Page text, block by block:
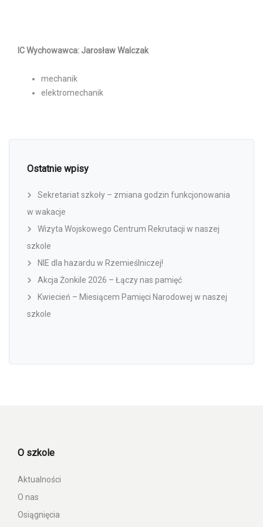
IC Wychowawca: Jarosław Walczak
mechanik
elektromechanik
Ostatnie wpisy
Sekretariat szkoły – zmiana godzin funkcjonowania
w wakacje
Wizyta Wojskowego Centrum Rekrutacji w naszej
szkole
NIE dla hazardu w Rzemieślniczej!
Akcja Żonkile 2026 – Łączy nas pamięć
Kwiecień – Miesiącem Pamięci Narodowej w naszej
szkole
O szkole
Aktualności
O nas
Osiągnięcia